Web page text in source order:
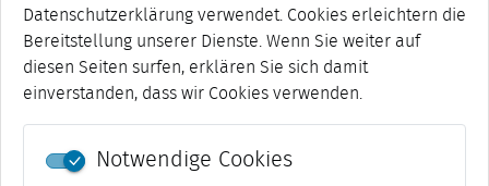
Datenschutzerklärung verwendet. Cookies erleichtern die
Bereitstellung unserer Dienste. Wenn Sie weiter auf
diesen Seiten surfen, erklären Sie sich damit
einverstanden, dass wir Cookies verwenden.
Notwendige Cookies
Fundacion Pachamama